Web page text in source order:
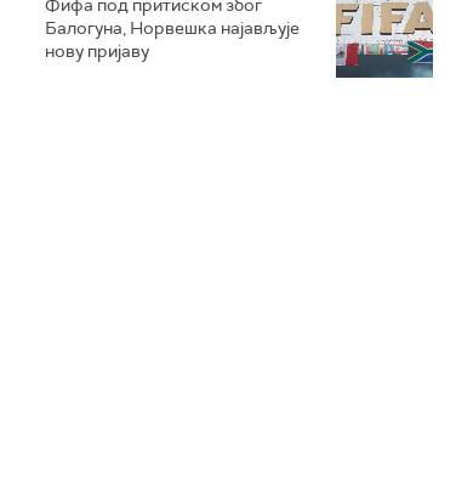
Балогуна, Норвешка најављује
нову пријаву